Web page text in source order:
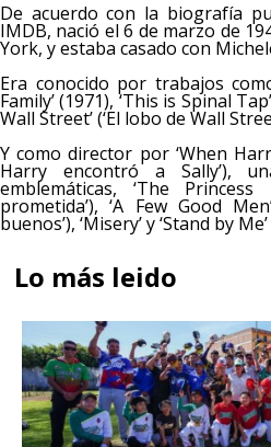
De acuerdo con la biografía
IMDB, nació el 6 de marzo de
York, y estaba casado con
Era conocido por trabajos
Family’ (1971), ‘This is Spinal
Wall Street’ (‘El lobo de Wall
Y como director por ‘When
Harry encontró a Sally’),
emblemáticas, ‘The Princess
prometida’), ‘A Few Good
buenos’), ‘Misery’ y ‘Stand by
Lo más leido